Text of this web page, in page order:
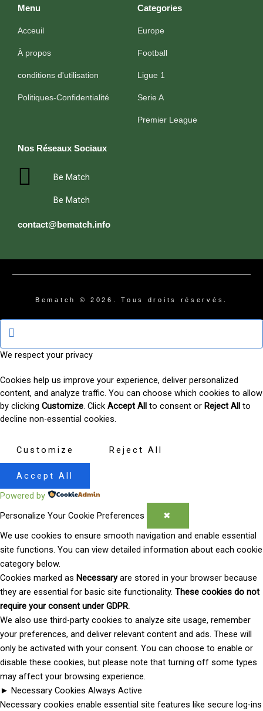
Menu
Acceuil
À propos
conditions d'utilisation
Politiques-Confidentialité
Categories
Europe
Football
Ligue 1
Serie A
Premier League
Nos Réseaux Sociaux
Be Match
Be Match
contact@bematch.info
Bematch © 2026. Tous droits réservés.
We respect your privacy
Cookies help us improve your experience, deliver personalized
content, and analyze traffic. You can choose which cookies to allow
by clicking Customize. Click Accept All to consent or Reject All to
decline non-essential cookies.
Customize Reject All
Accept All
Powered by
Personalize Your Cookie Preferences
✖
We use cookies to ensure smooth navigation and enable essential
site functions. You can view detailed information about each cookie
category below.
Cookies marked as Necessaryare stored in your browser because
they are essential for basic site functionality. These cookies do not
require your consent under GDPR.
We also use third-party cookies to analyze site usage, remember
your preferences, and deliver relevant content and ads. These will
only be activated with your consent. You can choose to enable or
disable these cookies, but please note that turning off some types
may affect your browsing experience.
► Necessary Cookies Always Active
Necessary cookies enable essential site features like secure log-ins